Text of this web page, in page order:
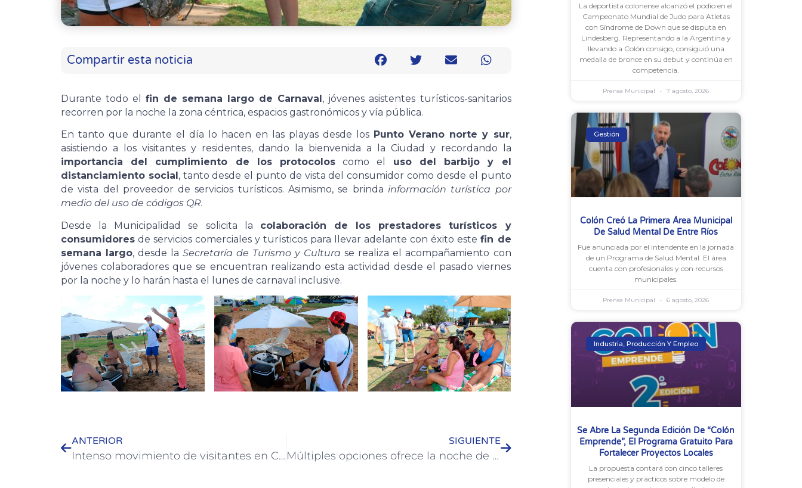
Compartir esta noticia
Durante todo elfin de semana largo de Carnaval, jóvenes asistentes turísticos-sanitarios
recorren por la noche la zona céntrica, espacios gastronómicos y vía pública.
En tanto que durante el día lo hacen en las playas desde los Punto Verano norte y sur,
asistiendo a los visitantes y residentes, dando la bienvenida a la Ciudad y recordando la
importancia del cumplimiento de los protocolos como el uso del barbijo y el
distanciamiento social , tanto desde el punto de vista del consumidor como desde el punto
de vista del proveedor de servicios turísticos. Asimismo, se brinda información turística por
medio del uso de códigos QR.
Desde la Municipalidad se solicita la colaboración de los prestadores turísticos y
consumidores de servicios comerciales y turísticos para llevar adelante con éxito estefin de
semana largo, desde laSecretaría de Turismo y Cultura se realiza el acompañamiento con
jóvenes colaboradores que se encuentran realizando esta actividad desde el pasado viernes
por la noche y lo harán hasta el lunes de carnaval inclusive.
ANTERIOR
Intenso movimiento de visitantes en Colón por el fin de semana largo de carnaval
SIGUIENTE
Múltiples opciones ofrece la noche de Colón durante el fin de semana largo
La deportista colonense alcanzó el podio en el
Campeonato Mundial de Judo para Atletas
con Síndrome de Down que se disputa en
Lindesberg. Representando a la Argentina y
llevando a Colón consigo, consiguió una
medalla de bronce en su debut y continúa en
competencia.
Prensa Municipal 7 agosto, 2026
Gestión
Colón Creó La Primera Área Municipal
De Salud Mental De Entre Ríos
Fue anunciada por el intendente en la jornada
de un Programa de Salud Mental. El área
cuenta con profesionales y con recursos
municipales.
Prensa Municipal 6 agosto, 2026
Industria, Producción Y Empleo
Se Abre La Segunda Edición De “Colón
Emprende”, El Programa Gratuito Para
Fortalecer Proyectos Locales
La propuesta contará con cinco talleres
presenciales y prácticos sobre modelo de